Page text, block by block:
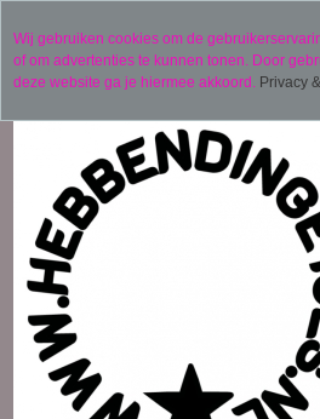
gepersonaliseerde producten)
06 11441834
Wij gebruiken cookies om de
of om advertenties te kunnen tonen. Door
deze website ga je hiermee akkoord. Privacy